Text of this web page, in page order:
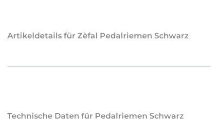
Artikeldetails für Zèfal Pedalriemen Schwarz
Technische Daten für Pedalriemen Schwarz